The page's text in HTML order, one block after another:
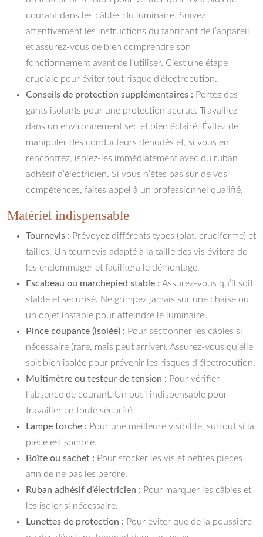
courant dans les câbles du luminaire. Suivez
attentivement les instructions du fabricant de l’appareil
et assurez-vous de bien comprendre son
fonctionnement avant de l’utiliser. C’est une étape
cruciale pour éviter tout risque d’électrocution.
Conseils de protection supplémentaires : Portez des
gants isolants pour une protection accrue. Travaillez
dans un environnement sec et bien éclairé. Évitez de
manipuler des conducteurs dénudés et, si vous en
rencontrez, isolez-les immédiatement avec du ruban
adhésif d’électricien. Si vous n’êtes pas sûr de vos
compétences, faites appel à un professionnel qualifié.
Matériel indispensable
Tournevis : Prévoyez différents types (plat, cruciforme) et
tailles. Un tournevis adapté à la taille des vis évitera de
les endommager et facilitera le démontage.
Escabeau ou marchepied stable : Assurez-vous qu’il soit
stable et sécurisé. Ne grimpez jamais sur une chaise ou
un objet instable pour atteindre le luminaire.
Pince coupante (isolée) : Pour sectionner les câbles si
nécessaire (rare, mais peut arriver). Assurez-vous qu’elle
soit bien isolée pour prévenir les risques d’électrocution.
Multimètre ou testeur de tension : Pour vérifier
l’absence de courant. Un outil indispensable pour
travailler en toute sécurité.
Lampe torche : Pour une meilleure visibilité, surtout si la
pièce est sombre.
Boîte ou sachet : Pour stocker les vis et petites pièces
afin de ne pas les perdre.
Ruban adhésif d’électricien : Pour marquer les câbles et
les isoler si nécessaire.
Lunettes de protection : Pour éviter que de la poussière